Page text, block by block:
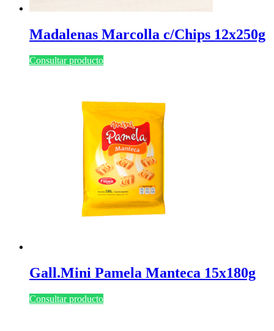
Madalenas Marcolla c/Chips 12x250g
Consultar producto
Gall.Mini Pamela Manteca 15x180g
Consultar producto